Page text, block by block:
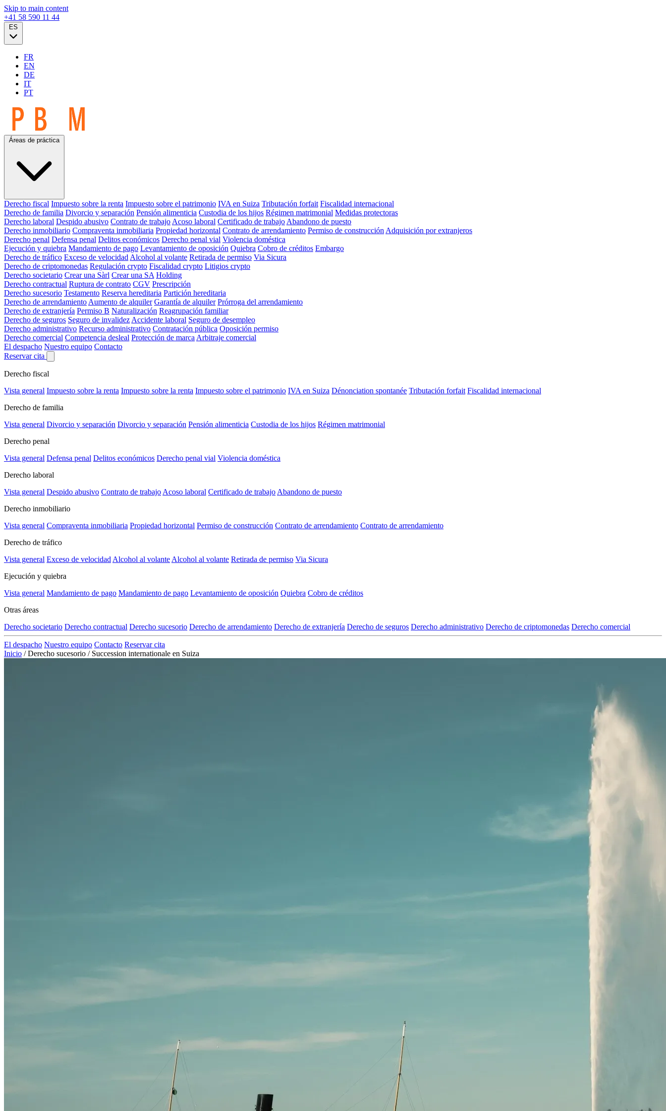
Skip to main content
+41 58 590 11 44
FR
EN
DE
IT
PT
Áreas de práctica
Derecho fiscal Impuesto sobre la renta Impuesto sobre el patrimonio IVA en Suiza Tributación forfait Fiscalidad internacional
Derecho de familia Divorcio y separación Pensión alimenticia Custodia de los hijos Régimen matrimonial Medidas protectoras
Derecho laboral Despido abusivo Contrato de trabajo Acoso laboral Certificado de trabajo Abandono de puesto
Derecho inmobiliario Compraventa inmobiliaria Propiedad horizontal Contrato de arrendamiento Permiso de construcción Adquisición por extranjeros
Derecho penal Defensa penal Delitos económicos Derecho penal vial Violencia doméstica
Ejecución y quiebra Mandamiento de pago Levantamiento de oposición Quiebra Cobro de créditos Embargo
Derecho de tráfico Exceso de velocidad Alcohol al volante Retirada de permiso Via Sicura
Derecho de criptomonedas Regulación crypto Fiscalidad crypto Litigios crypto
Derecho societario Crear una Sàrl Crear una SA Holding
Derecho contractual Ruptura de contrato CGV Prescripción
Derecho sucesorio Testamento Reserva hereditaria Partición hereditaria
Derecho de arrendamiento Aumento de alquiler Garantía de alquiler Prórroga del arrendamiento
Derecho de extranjería Permiso B Naturalización Reagrupación familiar
Derecho de seguros Seguro de invalidez Accidente laboral Seguro de desempleo
Derecho administrativo Recurso administrativo Contratación pública Oposición permiso
Derecho comercial Competencia desleal Protección de marca Arbitraje comercial
El despacho Nuestro equipo Contacto
Reservar cita
Derecho fiscal
Vista general Impuesto sobre la renta Impuesto sobre la renta Impuesto sobre el patrimonio IVA en Suiza Dénonciation spontanée Tributación forfait Fiscalidad internacional
Derecho de familia
Vista general Divorcio y separación Divorcio y separación Pensión alimenticia Custodia de los hijos Régimen matrimonial
Derecho penal
Vista general Defensa penal Delitos económicos Derecho penal vial Violencia doméstica
Derecho laboral
Vista general Despido abusivo Contrato de trabajo Acoso laboral Certificado de trabajo Abandono de puesto
Derecho inmobiliario
Vista general Compraventa inmobiliaria Propiedad horizontal Permiso de construcción Contrato de arrendamiento Contrato de arrendamiento
Derecho de tráfico
Vista general Exceso de velocidad Alcohol al volante Alcohol al volante Retirada de permiso Via Sicura
Ejecución y quiebra
Vista general Mandamiento de pago Mandamiento de pago Levantamiento de oposición Quiebra Cobro de créditos
Otras áreas
Derecho societario Derecho contractual Derecho sucesorio Derecho de arrendamiento Derecho de extranjería Derecho de seguros Derecho administrativo Derecho de criptomonedas Derecho comercial
El despacho Nuestro equipo Contacto Reservar cita
Inicio / Derecho sucesorio / Succession internationale en Suiza